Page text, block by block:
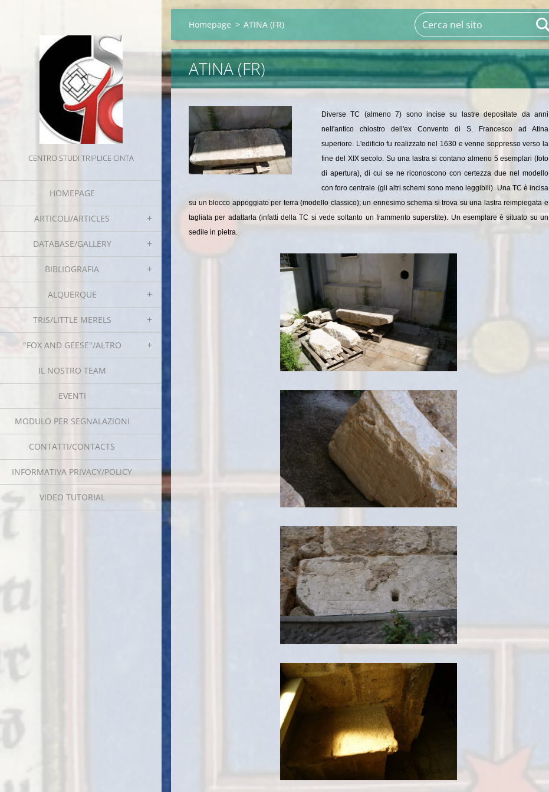
CENTRO STUDI TRIPLICE CINTA
HOMEPAGE
ARTICOLI/ARTICLES
DATABASE/GALLERY
BIBLIOGRAFIA
ALQUERQUE
TRIS/LITTLE MERELS
"FOX AND GEESE"/ALTRO
IL NOSTRO TEAM
EVENTI
MODULO PER SEGNALAZIONI
CONTATTI/CONTACTS
INFORMATIVA PRIVACY/POLICY
VIDEO TUTORIAL
Homepage > ATINA (FR)
ATINA (FR)
Diverse TC (almeno 7) sono incise su lastre depositate da anni
nell'antico chiostro dell'ex Convento di S. Francesco ad Atina
superiore. L'edificio fu realizzato nel 1630 e venne soppresso verso la
fine del XIX secolo. Su una lastra si contano almeno 5 esemplari (foto
di apertura), di cui se ne riconoscono con certezza due nel modello
con foro centrale (gli altri schemi sono meno leggibili). Una TC è incisa
su un blocco appoggiato per terra (modello classico); un ennesimo schema si trova su una lastra reimpiegata e
tagliata per adattarla (infatti della TC si vede soltanto un frammento superstite). Un esemplare è situato su un
sedile in pietra.